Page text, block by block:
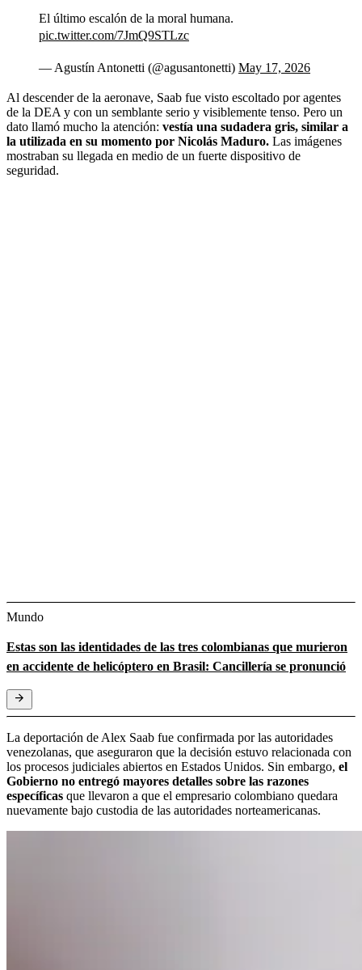
El último escalón de la moral humana.
pic.twitter.com/7JmQ9STLzc
— Agustín Antonetti (@agusantonetti) May 17, 2026
Al descender de la aeronave, Saab fue visto escoltado por agentes
de la DEA y con un semblante serio y visiblemente tenso. Pero un
dato llamó mucho la atención: vestía una sudadera gris, similar a
la utilizada en su momento por Nicolás Maduro. Las imágenes
mostraban su llegada en medio de un fuerte dispositivo de
seguridad.
Mundo
Estas son las identidades de las tres colombianas que murieron
en accidente de helicóptero en Brasil: Cancillería se pronunció
La deportación de Alex Saab fue confirmada por las autoridades
venezolanas, que aseguraron que la decisión estuvo relacionada con
los procesos judiciales abiertos en Estados Unidos. Sin embargo, el
Gobierno no entregó mayores detalles sobre las razones
específicas que llevaron a que el empresario colombiano quedara
nuevamente bajo custodia de las autoridades norteamericanas.